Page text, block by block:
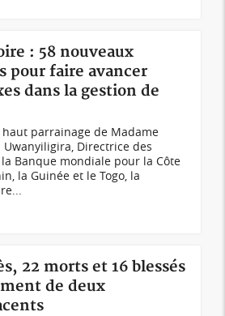
: 58 nouveaux
pour faire avancer
dans la gestion de
haut parrainage de Madame
Directrice des
Banque mondiale pour la Côte
la Guinée et le Togo, la
22 morts et 16 blessés
de deux